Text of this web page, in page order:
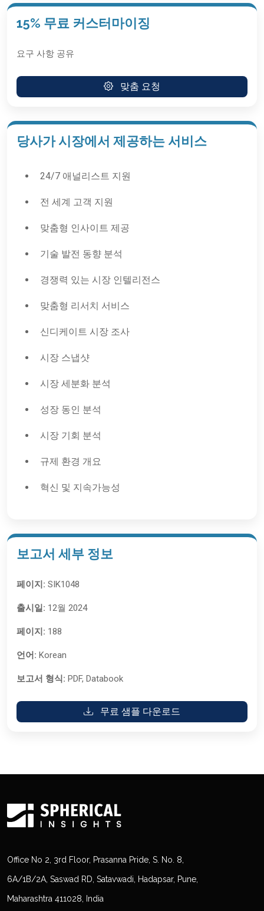
15% 무료 커스터마이징
요구 사항 공유
맞춤 요청
당사가 시장에서 제공하는 서비스
24/7 애널리스트 지원
전 세계 고객 지원
맞춤형 인사이트 제공
기술 발전 동향 분석
경쟁력 있는 시장 인텔리전스
맞춤형 리서치 서비스
신디케이트 시장 조사
시장 스냅샷
시장 세분화 분석
성장 동인 분석
시장 기회 분석
규제 환경 개요
혁신 및 지속가능성
보고서 세부 정보
페이지: SIK1048
출시일: 12월 2024
페이지: 188
언어: Korean
보고서 형식: PDF, Databook
무료 샘플 다운로드
Office No 2, 3rd Floor, Prasanna Pride, S. No. 8,
6A/1B/2A, Saswad RD, Satavwadi, Hadapsar, Pune,
Maharashtra 411028, India